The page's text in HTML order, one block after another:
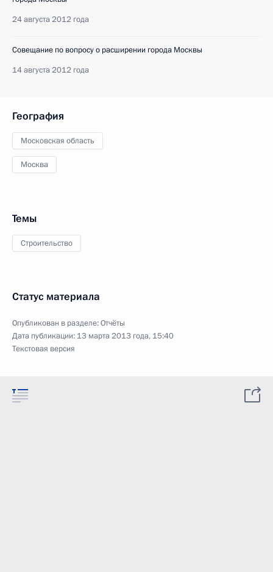
24 августа 2012 года
Совещание по вопросу о расширении города Москвы
14 августа 2012 года
География
Московская область
Москва
Темы
Строительство
Статус материала
Опубликован в разделе:Отчёты
Дата публикации: 13 марта 2013 года, 15:40
Текстовая версия